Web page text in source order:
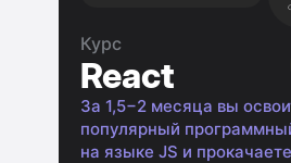
Курс
React
За 1,5−2 месяца вы
популярный
на языке JS и